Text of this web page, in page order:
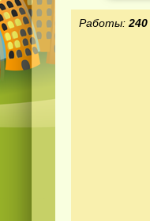
Работы: 240